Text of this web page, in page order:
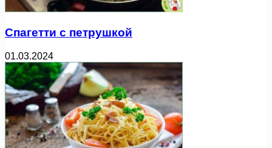
Спагетти с петрушкой
01.03.2024